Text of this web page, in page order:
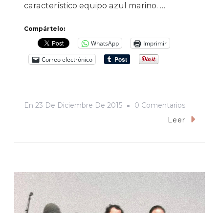
característico equipo azul marino. …
Compártelo:
WhatsApp
Imprimir
Correo electrónico
En 23 De Diciembre De 2015 0 ComentariosEn
Blue
V.
Máscara
Contra
Leer